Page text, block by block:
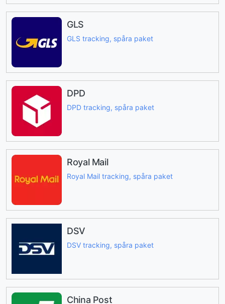
GLS
GLS tracking, spåra paket
DPD
DPD tracking, spåra paket
Royal Mail
Royal Mail tracking, spåra paket
DSV
DSV tracking, spåra paket
China Post